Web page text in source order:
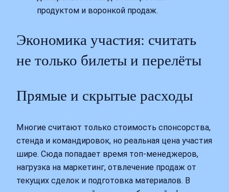
продуктом и воронкой продаж.
Экономика участия: считать
не только билеты и перелёты
Прямые и скрытые расходы
Многие считают только стоимость спонсорства,
стенда и командировок, но реальная цена участия
шире. Сюда попадает время топ‑менеджеров,
нагрузка на маркетинг, отвлечение продаж от
текущих сделок и подготовка материалов. В